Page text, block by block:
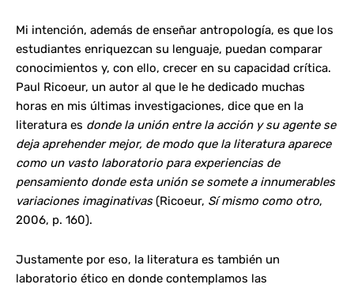
Mi intención, además de enseñar antropología, es que los
estudiantes enriquezcan su lenguaje, puedan comparar
conocimientos y, con ello, crecer en su capacidad crítica.
Paul Ricoeur, un autor al que le he dedicado muchas
horas en mis últimas investigaciones, dice que en la
literatura es donde la unión entre la acción y su agente se
deja aprehender mejor, de modo que la literatura aparece
como un vasto laboratorio para experiencias de
pensamiento donde esta unión se somete a innumerables
variaciones imaginativas(Ricoeur, Sí mismo como otro,
2006, p. 160).
Justamente por eso, la literatura es también un
laboratorio ético en donde contemplamos las